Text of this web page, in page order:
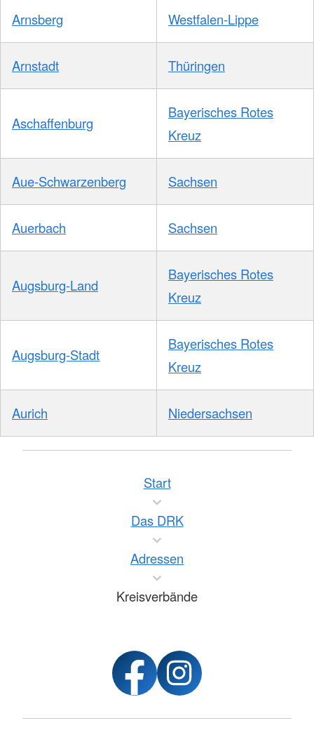
Arnsberg Westfalen-Lippe
Arnstadt Thüringen
Aschaffenburg
Bayerisches Rotes
Kreuz
Aue-Schwarzenberg Sachsen
Auerbach Sachsen
Augsburg-Land
Bayerisches Rotes
Kreuz
Augsburg-Stadt
Bayerisches Rotes
Kreuz
Aurich Niedersachsen
Start
Das DRK
Adressen
Kreisverbände